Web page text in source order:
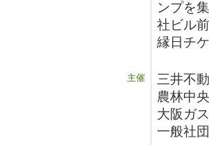
ンプを
社ビル
縁日チ
主催
三井不
農林中
大阪ガ
一般社